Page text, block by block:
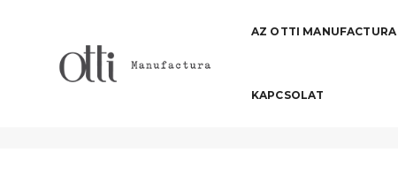
AZ OTTI MANUFACTURA
KAPCSOLAT